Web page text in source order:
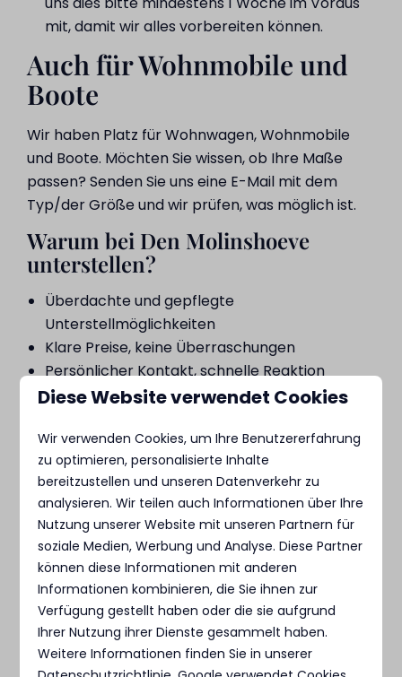
mit, damit wir alles vorbereiten können.
Auch für Wohnmobile und
Boote
Wir haben Platz für Wohnwagen, Wohnmobile
und Boote. Möchten Sie wissen, ob Ihre Maße
passen? Senden Sie uns eine E-Mail mit dem
Typ/der Größe und wir prüfen, was möglich ist.
Warum bei Den Molinshoeve
unterstellen?
Überdachte und gepflegte
Unterstellmöglichkeiten
Klare Preise, keine Überraschungen
Persönlicher Kontakt, schnelle Reaktion
Zentrale Lage in Retranchement
Diese Website verwendet Cookies
Wir verwenden Cookies, um Ihre Benutzererfahrung
zu optimieren, personalisierte Inhalte
bereitzustellen und unseren Datenverkehr zu
analysieren. Wir teilen auch Informationen über Ihre
Nutzung unserer Website mit unseren Partnern für
soziale Medien, Werbung und Analyse. Diese Partner
können diese Informationen mit anderen
Informationen kombinieren, die Sie ihnen zur
Verfügung gestellt haben oder die sie aufgrund
Ihrer Nutzung ihrer Dienste gesammelt haben.
Weitere Informationen finden Sie in unserer